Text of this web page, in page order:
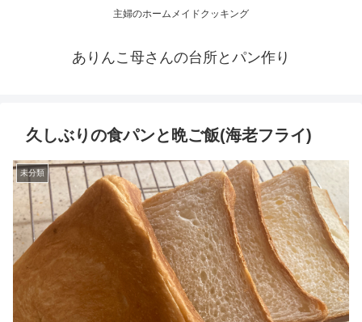
主婦のホームメイドクッキング
ありんこ母さんの台所とパン作り
久しぶりの食パンと晩ご飯(海老フライ)
未分類